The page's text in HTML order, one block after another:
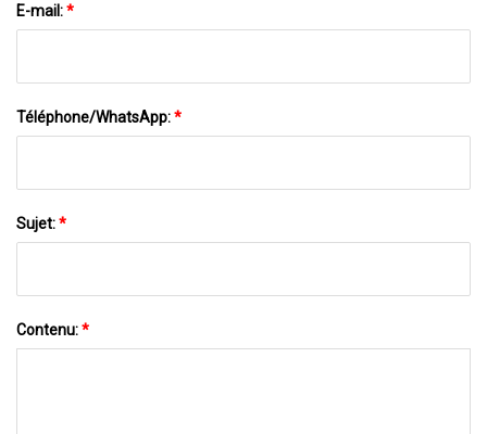
E-mail:*
Téléphone/WhatsApp:*
Sujet:*
Contenu:*